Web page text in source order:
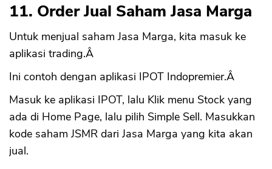
11. Order Jual Saham Jasa Marga
Untuk menjual saham Jasa Marga, kita masuk ke
aplikasi trading.Â
Ini contoh dengan aplikasi IPOT Indopremier.Â
Masuk ke aplikasi IPOT, lalu Klik menu Stock yang
ada di Home Page, lalu pilih Simple Sell. Masukkan
kode saham JSMR dari Jasa Marga yang kita akan
jual.